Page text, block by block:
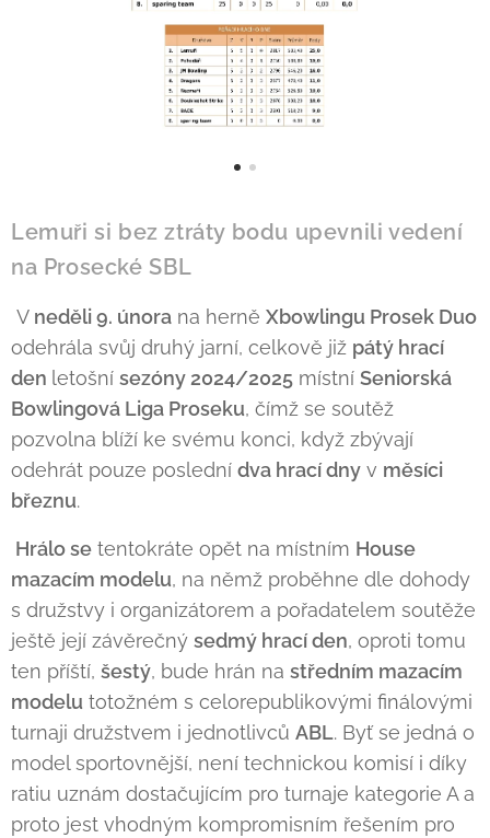
Lemuři si bez ztráty bodu upevnili vedení
na Prosecké SBL
V neděli 9. února na herně Xbowlingu Prosek Duo
odehrála svůj druhý jarní, celkově již pátý hrací
den letošní sezóny 2024/2025 místní Seniorská
Bowlingová Liga Proseku, čímž se soutěž
pozvolna blíží ke svému konci, když zbývají
odehrát pouze poslední dva hrací dny v měsíci
březnu.
Hrálo se tentokráte opět na místním House
mazacím modelu, na němž proběhne dle dohody
s družstvy i organizátorem a pořadatelem soutěže
ještě její závěrečný sedmý hrací den, oproti tomu
ten příští, šestý, bude hrán na středním mazacím
modelu totožném s celorepublikovými finálovými
turnaji družstvem i jednotlivců ABL. Byť se jedná o
model sportovnější, není technickou komisí i díky
ratiu uznám dostačujícím pro turnaje kategorie A a
proto jest vhodným kompromisním řešením pro